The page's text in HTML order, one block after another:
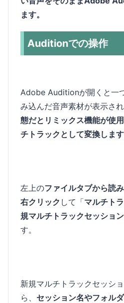
ます。
Auditionでの操作
Adobe Auditionが開くと一
み込んだ音声素材が表示され
態だとリミックス機能が使
チトラックとして変換します
左上のファイルタブから読
右クリック して「マルチト
規マルチトラックセッション
す。
新規マルチトラックセッシ
ら、 セッション名やフォル